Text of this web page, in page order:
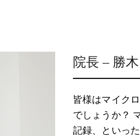
院長 – 勝
皆様はマイク
でしょうか？
記録、といっ